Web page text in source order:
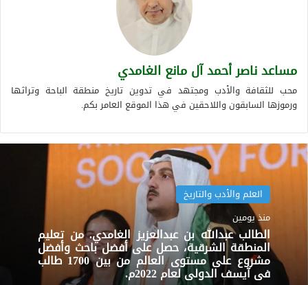
مساعد ناصر أحمد آل مانع الغامدي
محب للثقافة والأدب ومجتهد في تدوين تاريخ منطقة الباحة وتراثها
ورموزها السابقون واللاحقين في هذا الموقع العامر بكم.
العلم والأدب والتاريخ
منذ يومين
الطالب عبدالله بن عبدالعزيز الغامدي. من تعليم
المنطقة الشرقية، حصل على أفضل باحث وأفضل
مشروع على مستوى العالم من بين 1700 طالب
في آيسف الدولي لعام 2022م.